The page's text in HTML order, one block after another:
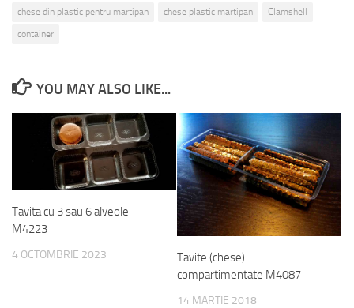
chese din plastic pentru martipan chese plastic martipan
Clamshell
container
YOU MAY ALSO LIKE...
Tavita cu 3 sau 6 alveole
M4223
4 OCTOMBRIE 2023
Tavite (chese)
compartimentate M4087
14 MARTIE 2018